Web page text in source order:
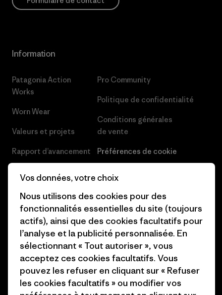
Information
Patagonia Action
Works
Worn Wear
Valeurs et projets
Rapport d’avancement
Objectifs climatiques
1% For The Planet
Comment nous
finançons
Cartes cadeaux
Nos magasins
Pro Community
Politique de confidentialité
Conditions générales
de vente
Préférences de cookie
Presse et media
Industry program
Programme d’affiliation
Patagonia Luxembourg Plan du
site
Vos données, votre choix
Nous utilisons des cookies pour des
fonctionnalités essentielles du site (toujours
actifs), ainsi que des cookies facultatifs pour
l’analyse et la publicité personnalisée. En
sélectionnant « Tout autoriser », vous
acceptez ces cookies facultatifs. Vous
pouvez les refuser en cliquant sur « Refuser
les cookies facultatifs » ou modifier vos